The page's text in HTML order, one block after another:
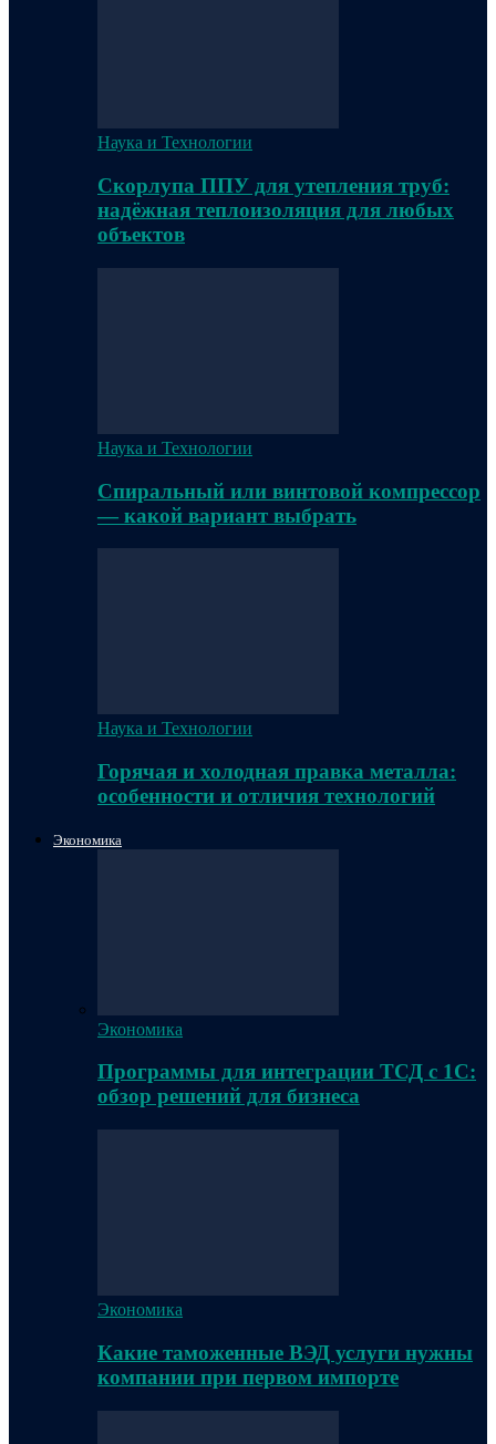
Наука и Технологии
Скорлупа ППУ для утепления труб:
надёжная теплоизоляция для любых
объектов
Наука и Технологии
Спиральный или винтовой компрессор
— какой вариант выбрать
Наука и Технологии
Горячая и холодная правка металла:
особенности и отличия технологий
Экономика
Экономика
Программы для интеграции ТСД с 1С:
обзор решений для бизнеса
Экономика
Какие таможенные ВЭД услуги нужны
компании при первом импорте